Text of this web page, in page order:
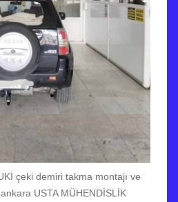
çeki demiri takma montajı ve
USTA MÜHENDİSLİK